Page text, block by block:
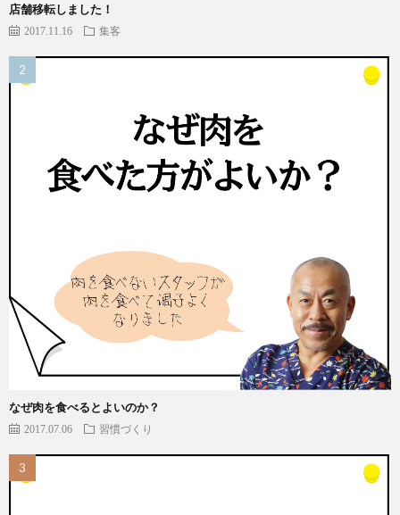
店舗移転しました！
2017.11.16 集客
なぜ肉を食べるとよいのか？
2017.07.06 習慣づくり